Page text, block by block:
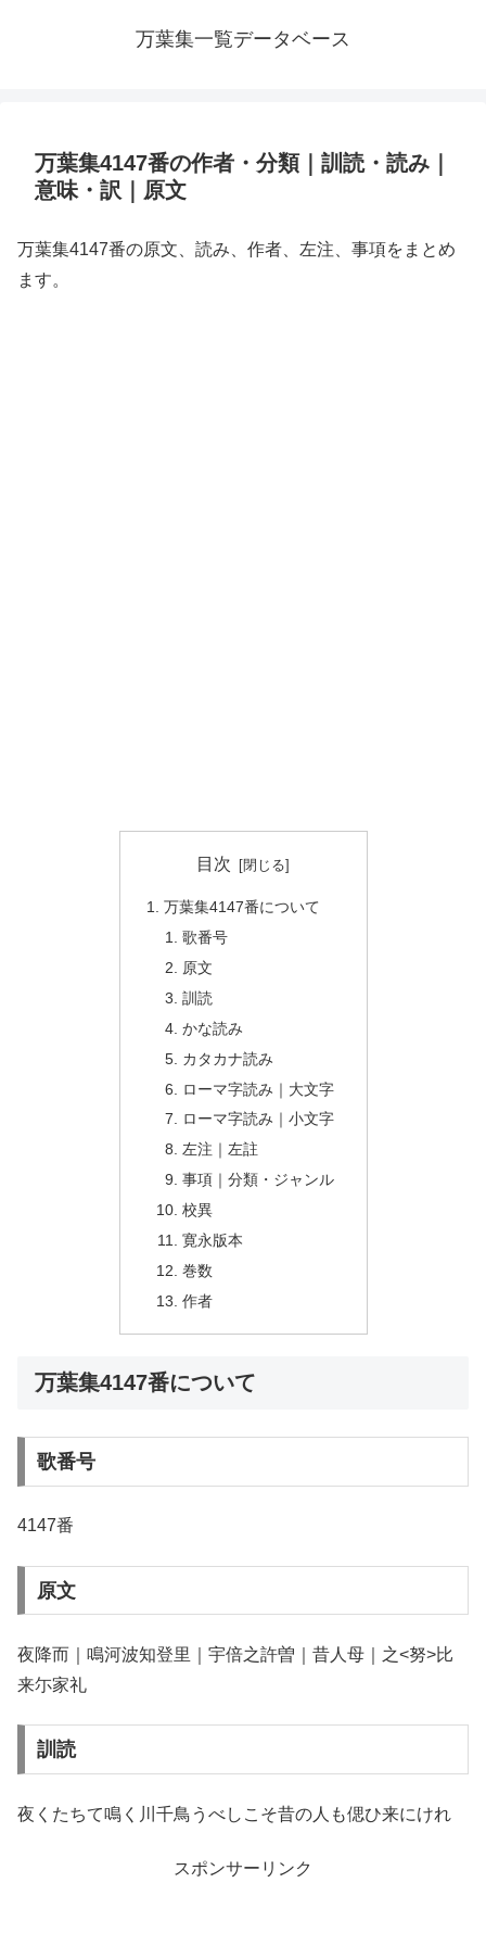
万葉集一覧データベース
万葉集4147番の作者・分類｜訓読・読み｜
意味・訳｜原文
万葉集4147番の原文、読み、作者、左注、事項をまとめ
ます。
目次
万葉集4147番について
歌番号
原文
訓読
かな読み
カタカナ読み
ローマ字読み｜大文字
ローマ字読み｜小文字
左注｜左註
事項｜分類・ジャンル
校異
寛永版本
巻数
作者
万葉集4147番について
歌番号
4147番
原文
夜降而｜鳴河波知登里｜宇倍之許曽｜昔人母｜之<努>比
来尓家礼
訓読
夜くたちて鳴く川千鳥うべしこそ昔の人も偲ひ来にけれ
スポンサーリンク